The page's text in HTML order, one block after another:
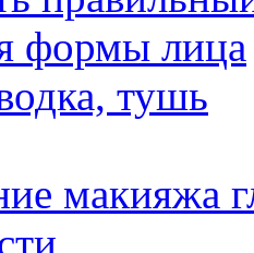
формы лица
тушь
макияжа